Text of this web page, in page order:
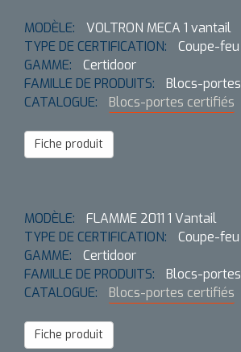
MODÈLE:
VOLTRON MECA 1 vantail
TYPE DE CERTIFICATION:
Coupe-feu
GAMME:
Certidoor
FAMILLE DE PRODUITS:
Blocs-portes
CATALOGUE:
Blocs-portes certifiés
Fiche produit
MODÈLE:
FLAMME 2011 1 Vantail
TYPE DE CERTIFICATION:
Coupe-feu
GAMME:
Certidoor
FAMILLE DE PRODUITS:
Blocs-portes
CATALOGUE:
Blocs-portes certifiés
Fiche produit